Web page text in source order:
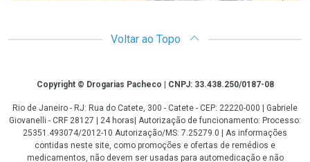
Voltar ao Topo
CopyrightCopyright © Drogarias Pacheco | CNPJ: 33.438.250/0187-08
Rio de Janeiro - RJ: Rua do Catete, 300 - Catete - CEP: 22220-000 | Gabriele
Giovanelli - CRF 28127 | 24 horas| Autorização de funcionamento: Processo:
25351.493074/2012-10 Autorização/MS: 7.25279.0 | As informações
contidas neste site, como promoções e ofertas de remédios e
medicamentos, não devem ser usadas para automedicação e não